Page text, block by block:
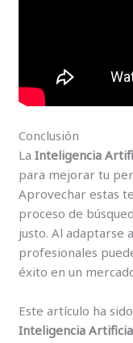
Conclusión
LaInteligencia
para mejorar tu
Aprovechar estas
proceso de
justo. Al adaptarse
profesionales
éxito en un
Este artículo ha
Inteligencia